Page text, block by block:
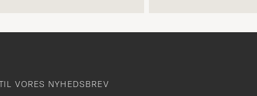
VORES NYHEDSBREV